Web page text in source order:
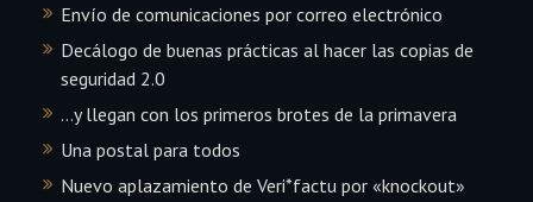
Envío de comunicaciones por correo electrónico
Decálogo de buenas prácticas al hacer las copias de
seguridad 2.0
…y llegan con los primeros brotes de la primavera
Una postal para todos
Nuevo aplazamiento de Veri*factu por «knockout»